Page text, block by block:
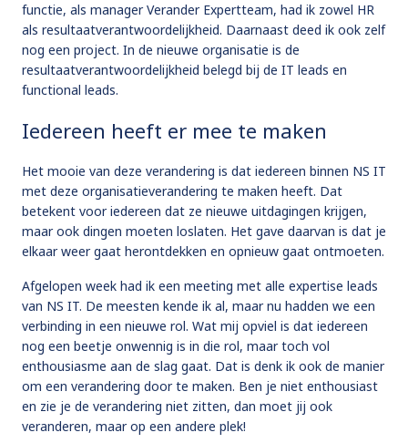
functie, als manager Verander Expertteam, had ik zowel HR
als resultaatverantwoordelijkheid. Daarnaast deed ik ook zelf
nog een project. In de nieuwe organisatie is de
resultaatverantwoordelijkheid belegd bij de IT leads en
functional leads.
Iedereen heeft er mee te maken
Het mooie van deze verandering is dat iedereen binnen NS IT
met deze organisatieverandering te maken heeft. Dat
betekent voor iedereen dat ze nieuwe uitdagingen krijgen,
maar ook dingen moeten loslaten. Het gave daarvan is dat je
elkaar weer gaat herontdekken en opnieuw gaat ontmoeten.
Afgelopen week had ik een meeting met alle expertise leads
van NS IT. De meesten kende ik al, maar nu hadden we een
verbinding in een nieuwe rol. Wat mij opviel is dat iedereen
nog een beetje onwennig is in die rol, maar toch vol
enthousiasme aan de slag gaat. Dat is denk ik ook de manier
om een verandering door te maken. Ben je niet enthousiast
en zie je de verandering niet zitten, dan moet jij ook
veranderen, maar op een andere plek!